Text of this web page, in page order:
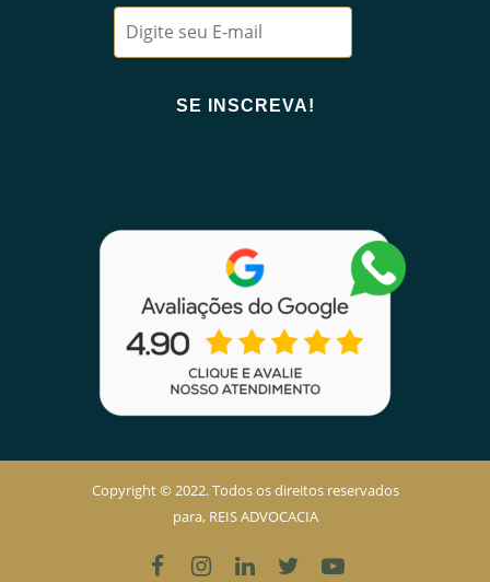
Copyright © 2022. Todos os direitos reservados
para, REIS ADVOCACIA